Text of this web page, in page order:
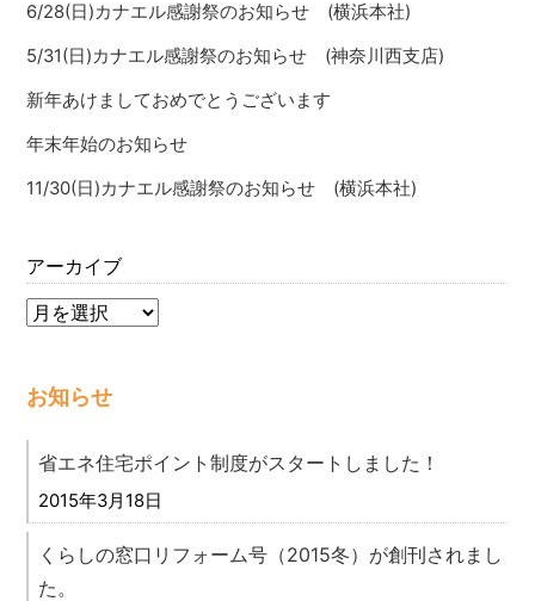
6/28(日)カナエル感謝祭のお知らせ (横浜本社)
5/31(日)カナエル感謝祭のお知らせ (神奈川西支店)
新年あけましておめでとうございます
年末年始のお知らせ
11/30(日)カナエル感謝祭のお知らせ (横浜本社)
アーカイブ
お知らせ
省エネ住宅ポイント制度がスタートしました！
2015年3月18日
くらしの窓口リフォーム号（2015冬）が創刊されまし
た。